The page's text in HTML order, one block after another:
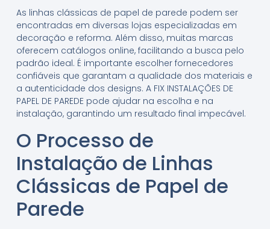
As linhas clássicas de papel de parede podem ser
encontradas em diversas lojas especializadas em
decoração e reforma. Além disso, muitas marcas
oferecem catálogos online, facilitando a busca pelo
padrão ideal. É importante escolher fornecedores
confiáveis que garantam a qualidade dos materiais e
a autenticidade dos designs. A FIX INSTALAÇÕES DE
PAPEL DE PAREDE pode ajudar na escolha e na
instalação, garantindo um resultado final impecável.
O Processo de
Instalação de Linhas
Clássicas de Papel de
Parede